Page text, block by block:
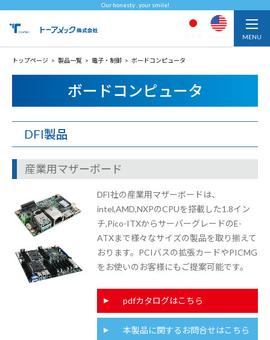
Our honesty , your smile!
トップページ 製品一覧 電子・制御 ボードコンピュータ
ボードコンピュータ
DFI製品
産業用マザーボード
DFI社の産業用マザーボードは、
intel,AMD,NXPのCPUを搭載した1.8イン
チ,Pico-ITXからサーバーグレードのE-
ATXまで様々なサイズの製品を取り揃えて
おります。PCIバスの拡張カードやPICMG
をお使いのお客様にもご提案可能です。
pdfカタログはこちら
本製品に関するお問合せはこちら